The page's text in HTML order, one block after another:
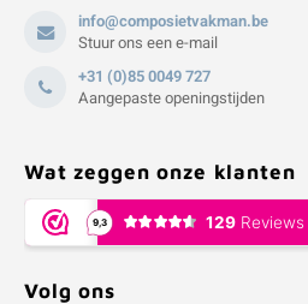
info@composietvakman.be
Stuur ons een e-mail
+31 (0)85 0049 727
Aangepaste openingstijden
Wat zeggen onze klanten
Volg ons